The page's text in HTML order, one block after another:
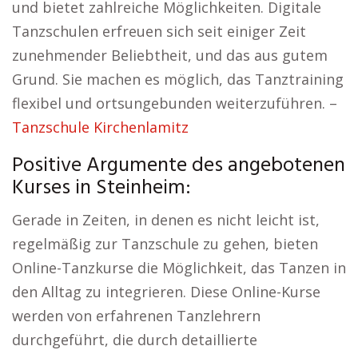
und bietet zahlreiche Möglichkeiten. Digitale
Tanzschulen erfreuen sich seit einiger Zeit
zunehmender Beliebtheit, und das aus gutem
Grund. Sie machen es möglich, das Tanztraining
flexibel und ortsungebunden weiterzuführen. –
Tanzschule Kirchenlamitz
Positive Argumente des angebotenen
Kurses in Steinheim:
Gerade in Zeiten, in denen es nicht leicht ist,
regelmäßig zur Tanzschule zu gehen, bieten
Online-Tanzkurse die Möglichkeit, das Tanzen in
den Alltag zu integrieren. Diese Online-Kurse
werden von erfahrenen Tanzlehrern
durchgeführt, die durch detaillierte